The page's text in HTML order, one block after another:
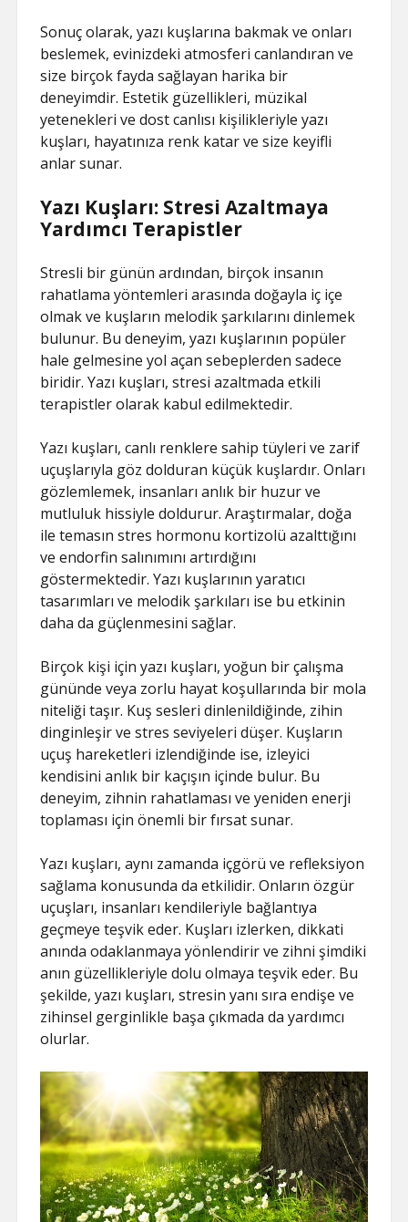
Sonuç olarak, yazı kuşlarına bakmak ve onları
beslemek, evinizdeki atmosferi canlandıran ve
size birçok fayda sağlayan harika bir
deneyimdir. Estetik güzellikleri, müzikal
yetenekleri ve dost canlısı kişilikleriyle yazı
kuşları, hayatınıza renk katar ve size keyifli
anlar sunar.
Yazı Kuşları: Stresi Azaltmaya
Yardımcı Terapistler
Stresli bir günün ardından, birçok insanın
rahatlama yöntemleri arasında doğayla iç içe
olmak ve kuşların melodik şarkılarını dinlemek
bulunur. Bu deneyim, yazı kuşlarının popüler
hale gelmesine yol açan sebeplerden sadece
biridir. Yazı kuşları, stresi azaltmada etkili
terapistler olarak kabul edilmektedir.
Yazı kuşları, canlı renklere sahip tüyleri ve zarif
uçuşlarıyla göz dolduran küçük kuşlardır. Onları
gözlemlemek, insanları anlık bir huzur ve
mutluluk hissiyle doldurur. Araştırmalar, doğa
ile temasın stres hormonu kortizolü azalttığını
ve endorfin salınımını artırdığını
göstermektedir. Yazı kuşlarının yaratıcı
tasarımları ve melodik şarkıları ise bu etkinin
daha da güçlenmesini sağlar.
Birçok kişi için yazı kuşları, yoğun bir çalışma
gününde veya zorlu hayat koşullarında bir mola
niteliği taşır. Kuş sesleri dinlenildiğinde, zihin
dinginleşir ve stres seviyeleri düşer. Kuşların
uçuş hareketleri izlendiğinde ise, izleyici
kendisini anlık bir kaçışın içinde bulur. Bu
deneyim, zihnin rahatlaması ve yeniden enerji
toplaması için önemli bir fırsat sunar.
Yazı kuşları, aynı zamanda içgörü ve refleksiyon
sağlama konusunda da etkilidir. Onların özgür
uçuşları, insanları kendileriyle bağlantıya
geçmeye teşvik eder. Kuşları izlerken, dikkati
anında odaklanmaya yönlendirir ve zihni şimdiki
anın güzellikleriyle dolu olmaya teşvik eder. Bu
şekilde, yazı kuşları, stresin yanı sıra endişe ve
zihinsel gerginlikle başa çıkmada da yardımcı
olurlar.